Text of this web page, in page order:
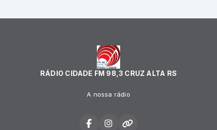
RÁDIO CIDADE FM 98,3 CRUZ ALTA RS
A nossa rádio